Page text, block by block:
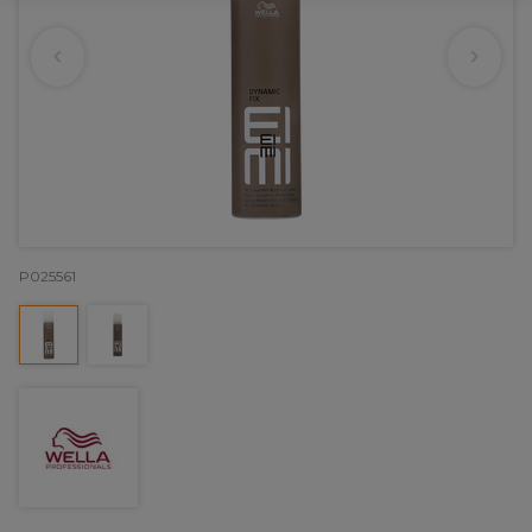
P025561